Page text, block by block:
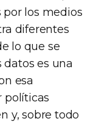
los medios
diferentes
lo que se
datos es una
esa
políticas
y, sobre todo